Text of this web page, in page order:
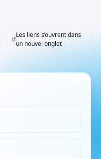
Les liens s’ouvrent dans
un nouvel onglet